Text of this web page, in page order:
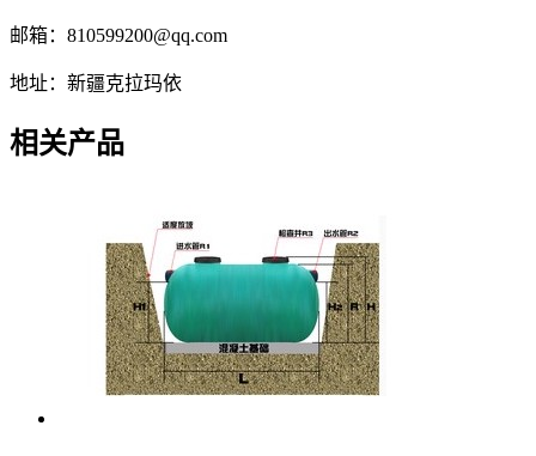
邮箱：810599200@qq.com
地址：新疆克拉玛依
相关产品